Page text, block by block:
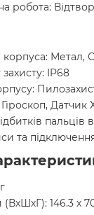
робота:
корпуса: Метал,
IP68
пальців
та
(ВхШхГ): 146.3 x